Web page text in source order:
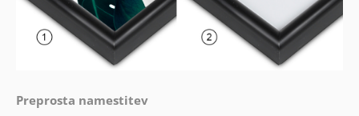
Preprosta namestitev